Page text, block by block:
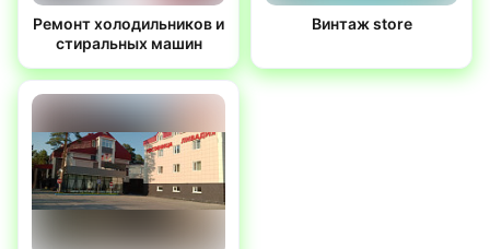
Ремонт холодильников и
стиральных машин
Винтаж store